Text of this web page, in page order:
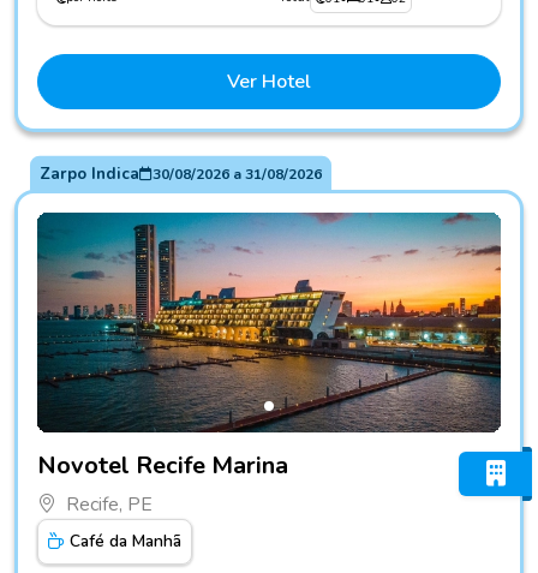
Ver Hotel
Zarpo Indica 30/08/2026a31/08/2026
Novotel Recife Marina
Recife, PE
Café da Manhã